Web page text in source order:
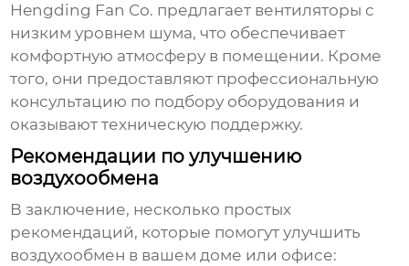
Hengding Fan Co. предлагает вентиляторы с
низким уровнем шума, что обеспечивает
комфортную атмосферу в помещении. Кроме
того, они предоставляют профессиональную
консультацию по подбору оборудования и
оказывают техническую поддержку.
Рекомендации по улучшению
воздухообмена
В заключение, несколько простых
рекомендаций, которые помогут улучшить
воздухообмен в вашем доме или офисе: